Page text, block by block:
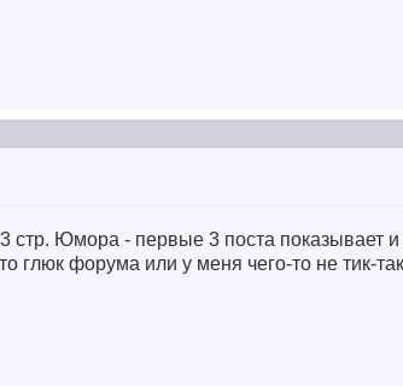
стр. Юмора - первые 3 поста показывает и
глюк форума или у меня чего-то не тик-